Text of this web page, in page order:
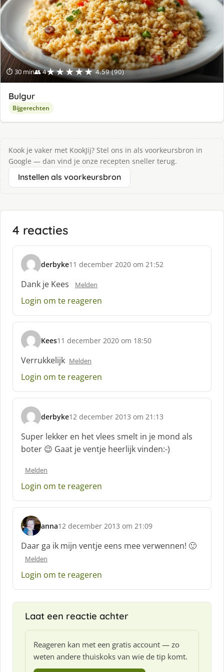
⏱ 30 min👥 4★★★★★ 4.59 (90)
Bulgur
Bijgerechten
Kook je vaker met KookJij? Stel ons in als voorkeursbron in
Google — dan vind je onze recepten sneller terug.
Instellen als voorkeursbron
4 reacties
derbyke
s
c
h
r
e
f
:
11 december 2020 om 21:52
Dank je Kees Melden
Login om te reageren
Kees
s
c
h
r
e
f
:
11 december 2020 om 18:50
Verrukkelijk Melden
Login om te reageren
derbyke
s
c
h
r
f
12 december 2013 om 21:13
Super lekker en het vlees smelt in je mond als
boter 😉 Gaat je ventje heerlijk vinden:-)
Melden
Login om te reageren
anna
s
c
h
e
:
12 december 2013 om 21:09
Daar ga ik mijn ventje eens mee verwennen! 🙂
Melden
Login om te reageren
Laat een reactie achter
Reageren kan met een gratis account — zo
weten andere thuiskoks van wie de tip komt.